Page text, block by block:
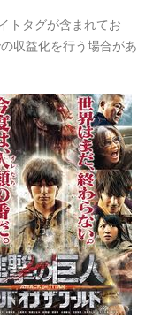
トタグが含まれてお
収益化を行う場合があ